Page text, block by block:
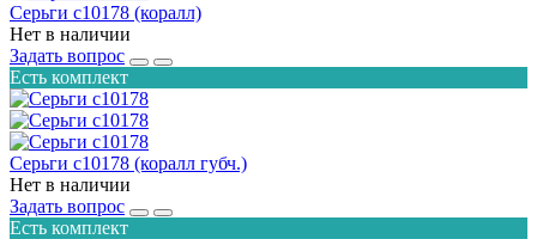
Серьги с10178 (коралл)
Нет в наличии
Задать вопрос
Есть комплект
Серьги с10178 (коралл губч.)
Нет в наличии
Задать вопрос
Есть комплект